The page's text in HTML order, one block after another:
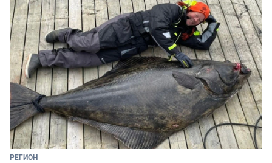
РЕГИОН